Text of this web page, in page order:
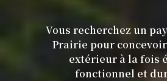
Vous recherchez un
Prairie pour
extérieur à la fois
fonctionnel et